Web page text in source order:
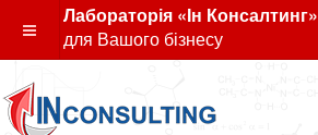
Лабораторія «Ін Консалтинг»
для Вашого бізнесу